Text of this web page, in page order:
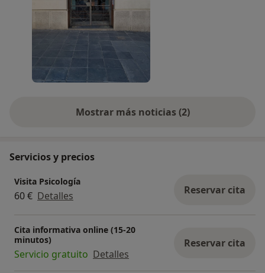
Mostrar más noticias (2)
Servicios y precios
Visita Psicología
60 € Detalles Reservar cita
Cita informativa online (15-20
minutos)
Servicio gratuito Detalles
Reservar cita